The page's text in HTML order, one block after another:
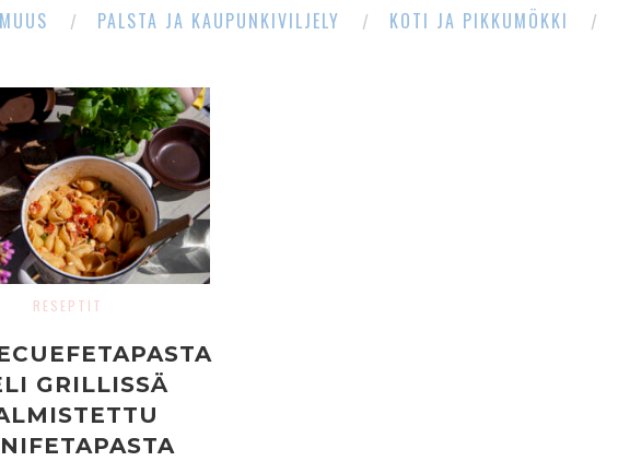
PALSTA JA KAUPUNKIVILJELY KOTI JA PIKKUMÖKKI
RESEPTIT
GRILLISSÄ